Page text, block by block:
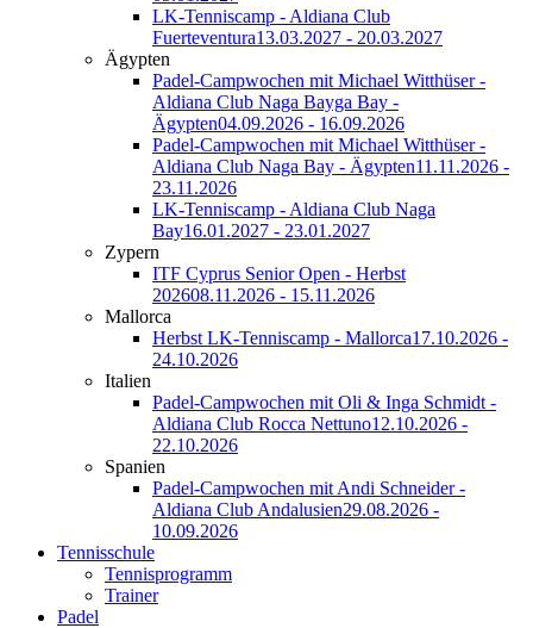
LK-Tenniscamp - Aldiana Club
Fuerteventura13.03.2027 - 20.03.2027
Ägypten
Padel-Campwochen mit Michael Witthüser -
Aldiana Club Naga Bayga Bay -
Ägypten04.09.2026 - 16.09.2026
Padel-Campwochen mit Michael Witthüser -
Aldiana Club Naga Bay - Ägypten11.11.2026 -
23.11.2026
LK-Tenniscamp - Aldiana Club Naga
Bay16.01.2027 - 23.01.2027
Zypern
ITF Cyprus Senior Open - Herbst
202608.11.2026 - 15.11.2026
Mallorca
Herbst LK-Tenniscamp - Mallorca17.10.2026 -
24.10.2026
Italien
Padel-Campwochen mit Oli & Inga Schmidt -
Aldiana Club Rocca Nettuno12.10.2026 -
22.10.2026
Spanien
Padel-Campwochen mit Andi Schneider -
Aldiana Club Andalusien29.08.2026 -
10.09.2026
Tennisschule
Tennisprogramm
Trainer
Padel